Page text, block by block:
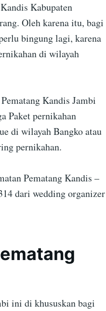
Kabupaten
Oleh karena itu, bagi
bingung lagi, karena
di wilayah
Kandis Jambi
Paket pernikahan
di wilayah Bangko atau
pernikahan.
Pematang Kandis –
dari wedding organizer
ini di khususkan bagi